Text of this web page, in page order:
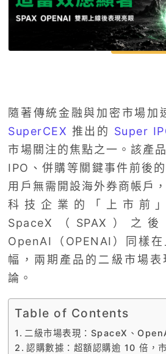
隨著傳統金融與加密市場加
SuperCEX 推出的 Super
市場關注的焦點之一。該產
IPO、併購等關鍵事件前後
用戶無需開設海外券商帳戶
科技企業的「上市前
SpaceX（SPAX）之
OpenAI（OPENAI）同樣
幅，兩期產品的二級市場
論。
Table of Contents
二級市場表現：SpaceX、
認購數據：超額認購逾 10 倍，